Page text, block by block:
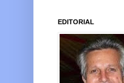
EDITORIAL